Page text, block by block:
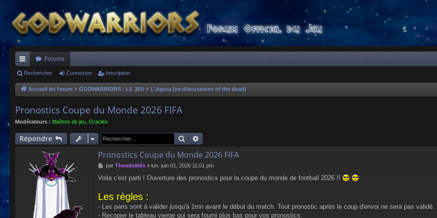
ac
co
s
Forums
Rechercher Connexion Inscription
Accueil du forum GODWARRIORS - LE JEU L'Agora (ex-discussions of the dead)
Pronostics Coupe du Monde 2026 FIFA
Modérateurs : Maîtres de jeu Oracles
Répondre Rechercher
Pronostics Coupe du Monde 2026 FIFA
M
s
a
g
e
par Theodoklès» lun. juin 01, 2026 11:01 pm
Voila c'est parti ! Ouverture des pronostics pour la coupe du monde de football 2026 !!
Les règles :
- Les paris sont à valider jusqu'à 1mn avant le début du match. Tout pronostic après le coup d'envoi ne sera pas validé.
- Recopier le tableau vierge qui sera fourni plus bas pour vos pronostics.